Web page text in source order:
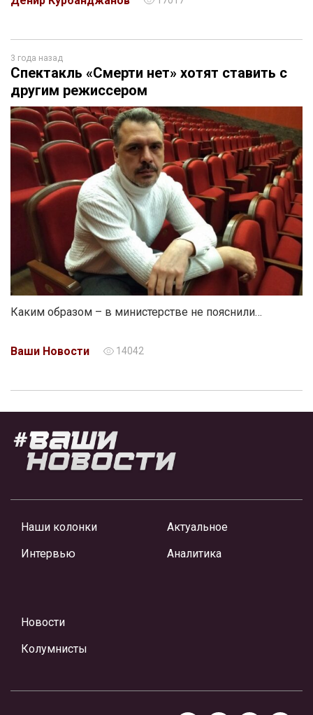
3 года назад
Спектакль «Смерти нет» хотят ставить с
другим режиссером
Каким образом – в министерстве не пояснили…
Ваши Новости 14042
Наши колонки
Интервью
Актуальное
Аналитика
Новости
Колумнисты